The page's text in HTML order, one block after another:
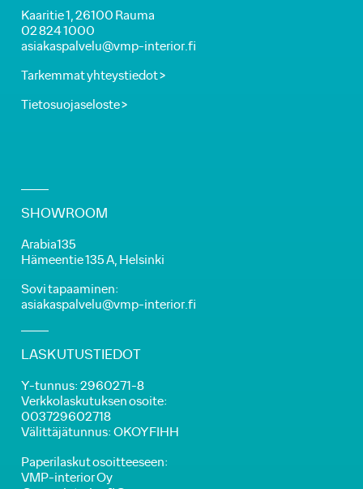
Kaaritie 1, 26100 Rauma
02 824 1000
asiakaspalvelu@vmp-interior.fi
Tarkemmat yhteystiedot >
Tietosuojaseloste >
SHOWROOM
Arabia135
Hämeentie 135 A, Helsinki
Sovi tapaaminen:
asiakaspalvelu@vmp-interior.fi
LASKUTUSTIEDOT
Y-tunnus: 2960271-8
Verkkolaskutuksen osoite:
003729602718
Välittäjätunnus: OKOYFIHH
Paperilaskut osoitteeseen:
VMP-interior Oy